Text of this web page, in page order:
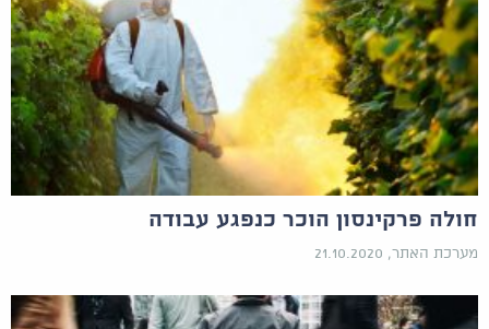
חולה פרקינסון הוכר כנפגע עבודה
מערכת האתר, 21.10.2020